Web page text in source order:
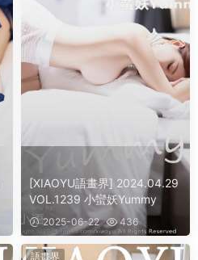
[XIAOYU語畫界] 2024.04.29
VOL.1239 小蠻妖Yummy
2025-06-22 436
語畫界